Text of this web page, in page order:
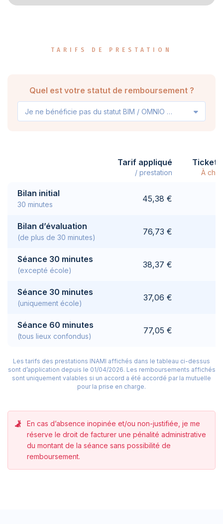
TARIFS DE PRESTATION
Quel est votre statut de remboursement ?
Je ne bénéficie pas du statut BIM / OMNIO / VIPO
Tarif appliqué
/ prestation
Ticket
À
Bilan initial
30 minutes
45,38 €
Bilan d’évaluation
(de plus de 30 minutes)
76,73 €
Séance 30 minutes
(excepté école)
38,37 €
Séance 30 minutes
(uniquement école)
37,06 €
Séance 60 minutes
(tous lieux confondus)
77,05 €
Les tarifs des prestations INAMI affichés dans le tableau ci-dessus
sont d’application depuis le 01/04/2026. Les remboursements affichés
sont uniquement valables si un accord a été accordé par la mutuelle
pour la prise en charge.
En cas d’absence inopinée et/ou non-justifiée, je me
réserve le droit de facturer une pénalité administrative
du montant de la séance sans possibilité de
remboursement.